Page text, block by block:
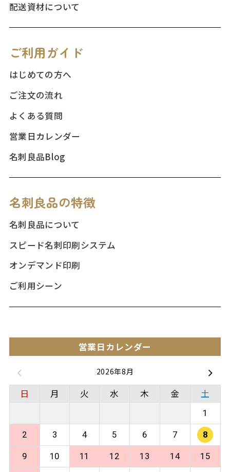
配送資材について
ご利用ガイド
はじめての方へ
ご注文の流れ
よくある質問
営業日カレンダー
名刺良品Blog
名刺良品の特徴
名刺良品について
スピード名刺印刷システム
オンデマンド印刷
ご利用シーン
営業日カレンダー
2026年8月
日 月 火 水 木 金 土
1
2 3 4 5 6 7 8
9 10 11 12 13 14 15